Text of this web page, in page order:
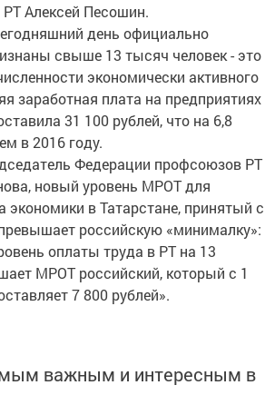
Алексей Песошин.
день официально
свыше 13 тысяч человек - это
экономически активного
заработная плата на предприятиях
31 100 рублей, что на 6,8
в 2016 году.
Федерации профсоюзов РТ
новый уровень МРОТ для
экономики в Татарстане, принятый с
российскую «минималку»:
оплаты труда в РТ на 13
МРОТ российский, который с 1
7 800 рублей».
важным и интересным в